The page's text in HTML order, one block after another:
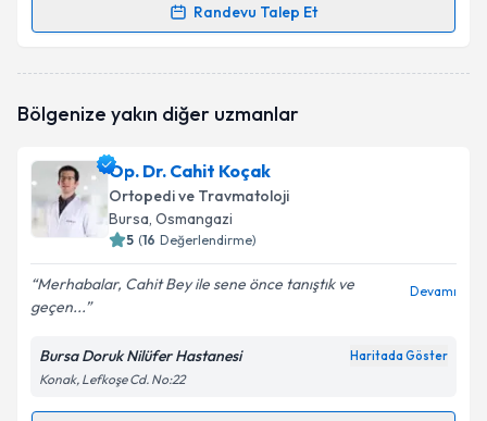
Randevu Talep Et
Randevu Takvimi Talebi
oluşturun. Size bu uzmandan randevu almanız için bir
E-posta Adresiniz
Kişisel verilerimin işlenmesine ilişkinAydınlatma
Bölgenize yakın diğer uzmanlar
Op. Dr. Cahit Koçak
Ortopedi ve Travmatoloji
Bursa, Osmangazi
5 (16 Değerlendirme)
Merhabalar, Cahit Bey ile sene önce tanıştık ve
geçen...
Devamı
Bursa Doruk Nilüfer Hastanesi Haritada Göster
Konak, Lefkoşe Cd. No:22